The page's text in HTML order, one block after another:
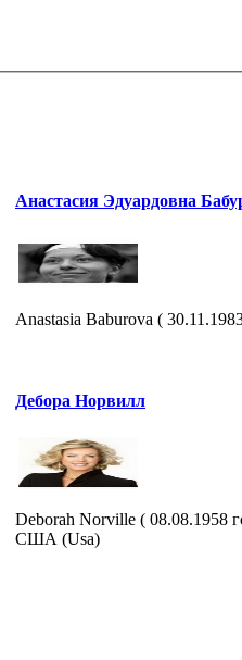
Анастасия Эдуардовна
Anastasia Baburova (
Дебора Норвилл
Deborah Norville ( 08.08.1958
США (Usa)